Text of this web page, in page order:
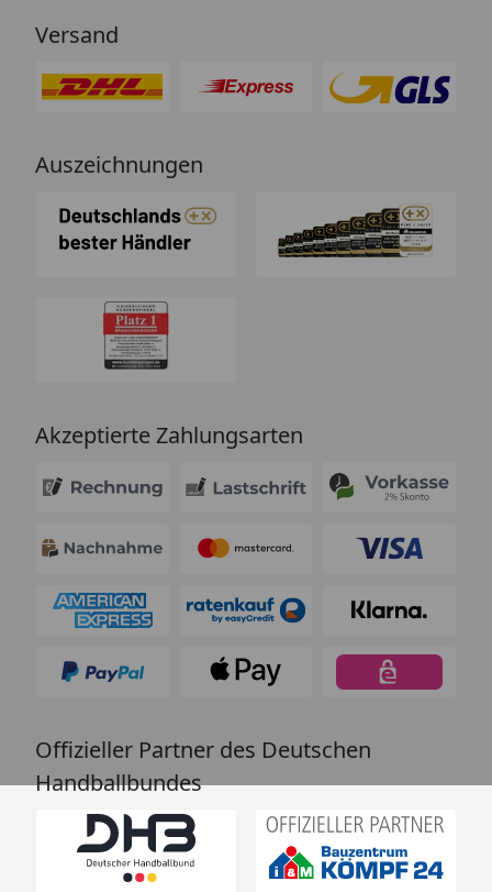
Versand
Auszeichnungen
Akzeptierte Zahlungsarten
Offizieller Partner des Deutschen
Handballbundes